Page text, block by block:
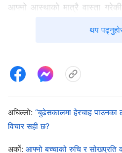
आफ्नो आस्थाको मात्रै वास्ता
भन्यो। मलाई धेरै दोषी महसुस
लाग्यो। मेरा भाइबहिनी पनि मलाई
पाएका छन्। यसपालि फेरि
गएका यत्तिका वर्षमा, हामीलाई
दोषी र दुःखी महसुस भयो। मलाई
थप
अघिल्लो: “बुढेसकालमा हेरचाह पाउनका
विचार सही छ?
अर्को: आफ्नो बच्चाको रुचि र सोखप्रति